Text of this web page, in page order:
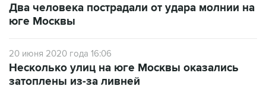
Два человека пострадали от удара молнии на
юге Москвы
20 июня 2020 года 16:06
Несколько улиц на юге Москвы оказались
затоплены из-за ливней